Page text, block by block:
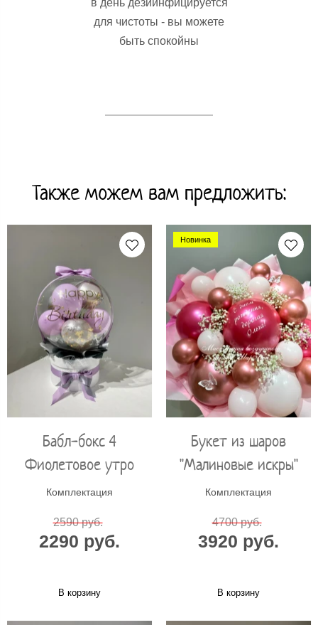
в день дезиинфицируется
для чистоты - вы можете
быть спокойны
Также можем вам предложить:
Бабл-бокс 4
Фиолетовое утро
Комплектация
2590 руб.
2290 руб.
В корзину
Новинка
Букет из шаров
"Малиновые искры"
Комплектация
4700 руб.
3920 руб.
В корзину